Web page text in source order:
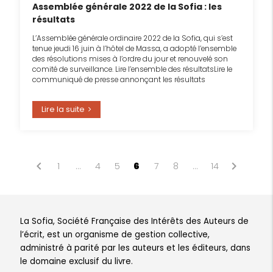
Assemblée générale 2022 de la Sofia : les
résultats
L’Assemblée générale ordinaire 2022 de la Sofia, qui s’est
tenue jeudi 16 juin à l’hôtel de Massa, a adopté l’ensemble
des résolutions mises à l’ordre du jour et renouvelé son
comité de surveillance. Lire l’ensemble des résultatsLire le
communiqué de presse annonçant les résultats
Lire la suite
Page
chevron_left 1 … 4 5 6 7 8 … 14 chevron_right
La Sofia, Société Française des Intérêts des Auteurs de
l’écrit, est un organisme de gestion collective,
administré à parité par les auteurs et les éditeurs, dans
le domaine exclusif du livre.